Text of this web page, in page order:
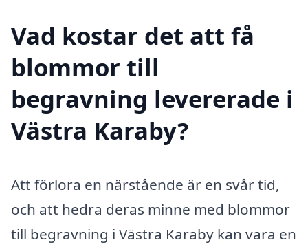
Vad kostar det att få
blommor till
begravning levererade i
Västra Karaby?
Att förlora en närstående är en svår tid,
och att hedra deras minne med blommor
till begravning i Västra Karaby kan vara en